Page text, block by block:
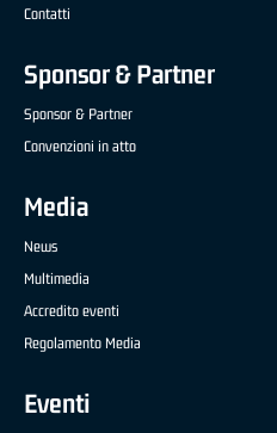
Contatti
Sponsor & Partner
Sponsor & Partner
Convenzioni in atto
Media
News
Multimedia
Accredito eventi
Regolamento Media
Eventi